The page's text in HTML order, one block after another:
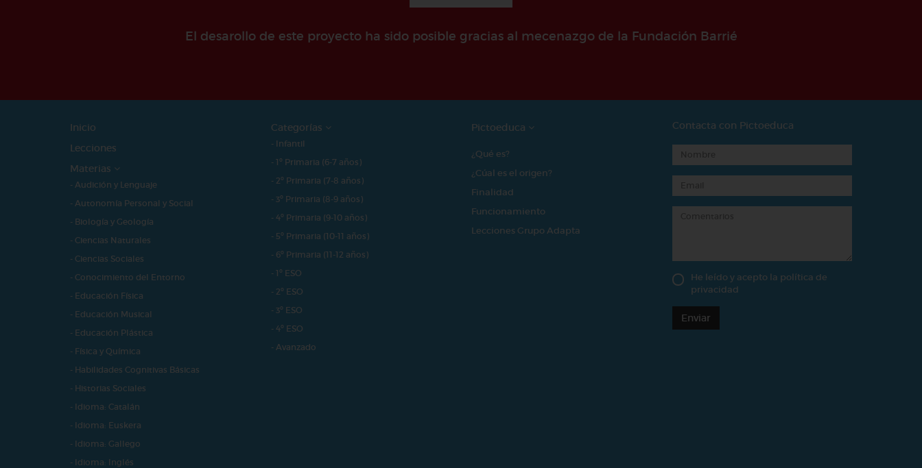
El desarollo de este proyecto ha sido posible gracias al mecenazgo de la Fundación Barrié
Inicio
Lecciones
Materias
- Audición y Lenguaje
- Autonomía Personal y Social
- Biología y Geología
- Ciencias Naturales
- Ciencias Sociales
- Conocimiento del Entorno
- Educación Física
- Educación Musical
- Educación Plástica
- Física y Química
- Habilidades Cognitivas Básicas
- Historias Sociales
- Idioma: Catalán
- Idioma: Euskera
- Idioma: Gallego
- Idioma: Inglés
Categorías
- Infantil
- 1º Primaria (6-7 años)
- 2º Primaria (7-8 años)
- 3º Primaria (8-9 años)
- 4º Primaria (9-10 años)
- 5º Primaria (10-11 años)
- 6º Primaria (11-12 años)
- 1º ESO
- 2º ESO
- 3º ESO
- 4º ESO
- Avanzado
Pictoeduca
¿Qué es?
¿Cúal es el origen?
Finalidad
Funcionamiento
Lecciones Grupo Adapta
Contacta con Pictoeduca
He leído y acepto la política de
privacidad
Enviar